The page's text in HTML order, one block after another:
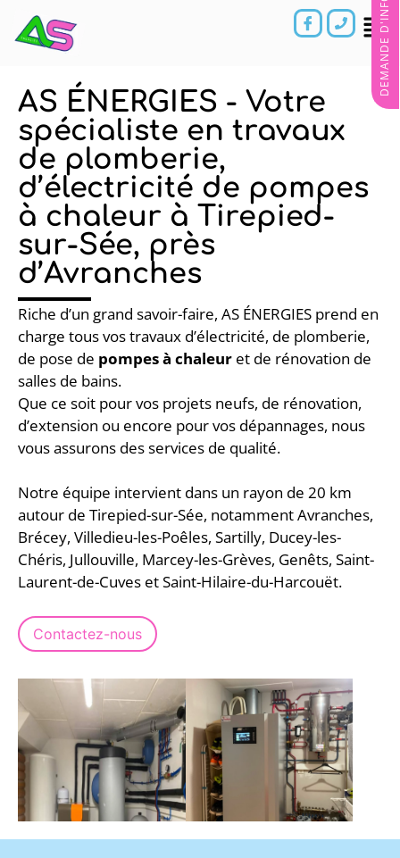
AS ÉNERGIES - Votre
spécialiste en travaux
de plomberie,
d’électricité de pompes
à chaleur à Tirepied-
sur-Sée, près
d’Avranches
Riche d’un grand savoir-faire, AS ÉNERGIES prend en
charge tous vos travaux d’électricité, de plomberie,
de pose de pompes à chaleur et de rénovation de
salles de bains.
Que ce soit pour vos projets neufs, de rénovation,
d’extension ou encore pour vos dépannages, nous
vous assurons des services de qualité.
Notre équipe intervient dans un rayon de 20 km
autour de Tirepied-sur-Sée, notamment Avranches,
Brécey, Villedieu-les-Poêles, Sartilly, Ducey-les-
Chéris, Jullouville, Marcey-les-Grèves, Genêts, Saint-
Laurent-de-Cuves et Saint-Hilaire-du-Harcouët.
Contactez-nous